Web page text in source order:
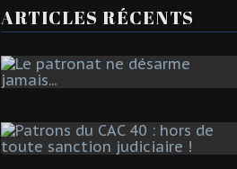
ARTICLES RÉCENTS